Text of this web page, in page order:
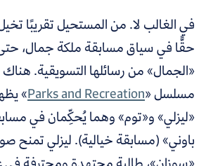
في الغالب لا. من المستحيل تقريبًا
حقًّا في سياق مسابقة ملكة جمال،
«الجمال» من رسائلها التسويقية. هناك
مسلسل «Parks and Recreation
»
«ليزلي» و«توم» وهما يُحكِّمان في
باوني» (مسابقة خيالية). ليزلي تمنح